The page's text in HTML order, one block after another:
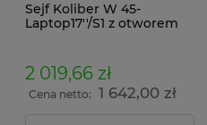
Sejf Koliber W 45-
Laptop17''/S1 z otworem
2 019,66 zł
Cena netto: 1 642,00 zł